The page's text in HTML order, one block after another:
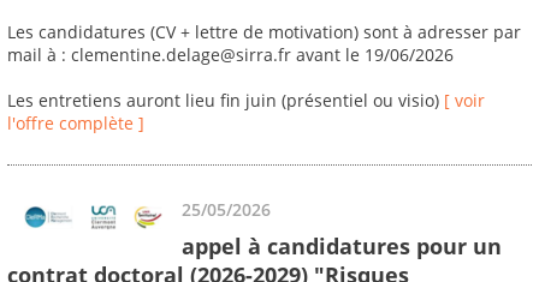
Les candidatures (CV + lettre de motivation) sont à adresser par
mail à : clementine.delage@sirra.fr avant le 19/06/2026
Les entretiens auront lieu fin juin (présentiel ou visio) [ voir
l'offre complète ]
25/05/2026
appel à candidatures pour un
contrat doctoral (2026-2029) "Risques